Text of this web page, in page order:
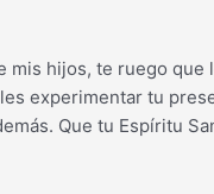
mis hijos, te ruego
experimentar tu
Que tu Espíritu